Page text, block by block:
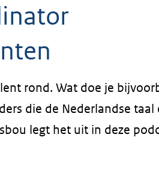
rond. Wat doe je
die de Nederlandse
legt het uit in deze